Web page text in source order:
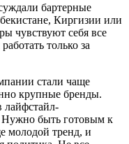
бартерные
Киргизии или
чувствуют себя все
только за
стали чаще
крупные бренды.
Нужно быть готовым к
молодой тренд, и